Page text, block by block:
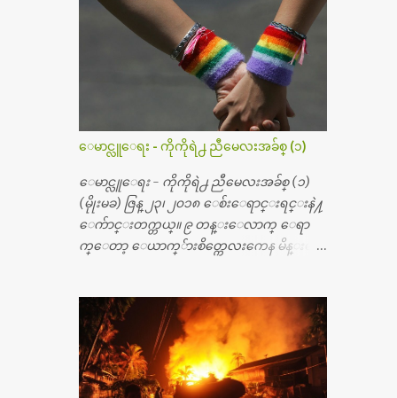
မ္းသြားလို႔ အရိုးအစားထိုးကုသျခင္း လုပ္ပါ
တယ္။ အရိုးအထူးကု ဆရာဝန္က ဝိတိုရိယေဟာ္တ
ယ္လိုအခန္းမွာ တရက္ က်ပ္ ၃ ေသာင္းနဲ႔ေနေ
စၿပီး၊ အာရွေတာ္ဝင္ခြဲစိတ္ခန္းကို ငွားရမ္းခြဲစိ
တ္ အရိုးအစားထိုးကုပါတယ္။ ေဆးစစ္၊ေဆး
ဝယ္၊ ခြဲစိတ္ကု၊ အရိုးအစားထိုးပစၥည္း စတဲ့စရိ
တ္ေတြနဲ႔ေဆးရံုမွာ ၂ ပတ္ေနထိုင္စရိတ္ သိ
န္း ၇၀ ေလာက္ ကုန္သြားပါတယ္။ သူငယ္ခ်င္းျ
ဖစ္သူကို လာေတြ႔ရင္း ဟိုတယ္လို သန္႔ရွင္း
သပ္ရပ္တဲ့ ဝိတိုရိယေဆးရံုမွာ စီတီစကင္ နဲ႔ အမ္အာ
အိုင္1 စက္ခန္းကိုေတြ႔လို႔ေမးၾကည့္ေ
တာ့ တခါစမ္းရင္ က်ပ္တသိန္းေက်ာ္ က်သင့္တ
ကီးေတြနဲ႔ စမ္းသပ္ရပါတယ္။ ခႏၱာကိုယ္အစိတ္ပို
င္း ကလီစာေတြကိုၾကည့္ရႈတဲ့ အာလထ
ရာေဆာင္း2 စက္ေတြကေတာ့ ေစ်းသိပ္မႀ
ကီးလို႔ ျမန္မာျပည္ေဆးရံုတိုင္းရွိပါတယ္။
တစ္ခါစမ္းရင္ က်ပ္တစ္ေသာင္းေလာက္ က်သ
ေမာင္လူေရး - ကိုကိုရဲ႕ ညီမေလးအခ်စ္ (၁)
ေမာင္လူေရး - ကိုကိုရဲ႕ ညီမေလးအခ်စ္ (၁)
(မိုုးမခ) ဇြန္ ၂၃၊ ၂၀၁၈ ေစ်းေရာင္းရင္းနဲ႔
ေက်ာင္းတက္တယ္။ ၉ တန္းေလာက္ ေရာ
က္ေတာ့ ေယာက္်ားစိတ္ကေလးကေန မိန္းမစိ
တာေပါ့။ မိန္းကေလး အေပါင္းအသင္းလ
ည္း မ်ားတယ္။ ငယ္ငယ္တုန္းကေတာ့ အမေတြနဲ႔
ေနတာဆုိေတာ့ သနပ္ခါးေလးေတြ လိမ္း
တယ္။ ပန္းပန္တယ္။ မိန္းကေလး အဝတ္အစားေ
တြကိုလည္း ခုိးဝတ္တယ္။ မိန္းမစိတ္ရွိေတာ့